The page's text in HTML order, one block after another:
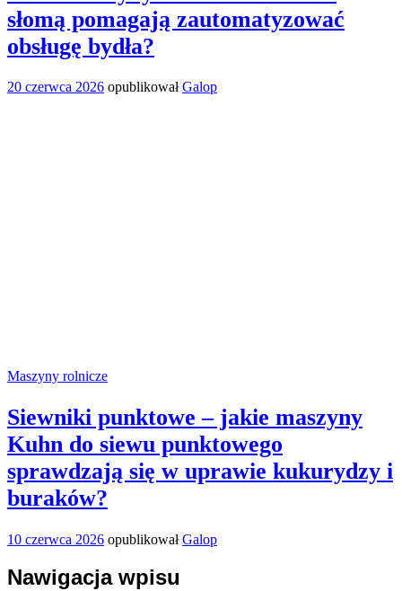
słomą pomagają zautomatyzować
obsługę bydła?
20 czerwca 2026 opublikowałGalop
Maszyny rolnicze
Siewniki punktowe – jakie maszyny
Kuhn do siewu punktowego
sprawdzają się w uprawie kukurydzy i
buraków?
10 czerwca 2026 opublikowałGalop
Nawigacja wpisu